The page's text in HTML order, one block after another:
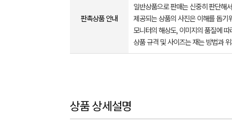
판촉상품 안내
일반상품으로 판매는 신중히 판단해
제공되는 상품의 사진은 이해를 돕기
모니터의 해상도, 이미지의 품질에
상품 규격 및 사이즈는 재는 방법과
상품 상세설명